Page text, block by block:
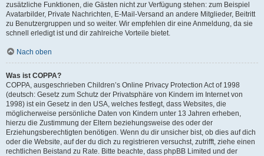
zusätzliche Funktionen, die Gästen nicht zur Verfügung stehen: zum Beispiel
Avatarbilder, Private Nachrichten, E-Mail-Versand an andere Mitglieder, Beitritt
zu Benutzergruppen und so weiter. Wir empfehlen dir eine Anmeldung, da sie
schnell erledigt ist und dir zahlreiche Vorteile bietet.
Nach oben
Was ist COPPA?
COPPA, ausgeschrieben Children’s Online Privacy Protection Act of 1998
(deutsch: Gesetz zum Schutz der Privatsphäre von Kindern im Internet von
1998) ist ein Gesetz in den USA, welches festlegt, dass Websites, die
möglicherweise persönliche Daten von Kindern unter 13 Jahren erheben,
hierzu die Zustimmung der Eltern beziehungsweise des oder der
Erziehungsberechtigten benötigen. Wenn du dir unsicher bist, ob dies auf dich
oder die Website, auf der du dich zu registrieren versuchst, zutrifft, ziehe einen
rechtlichen Beistand zu Rate. Bitte beachte, dass phpBB Limited und der